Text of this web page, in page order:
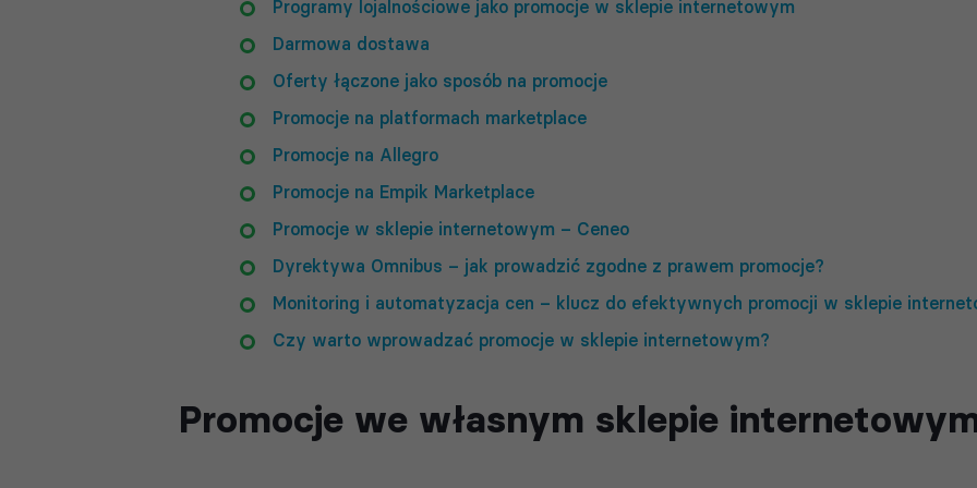
Programy lojalnościowe jako promocje w sklepie internetowym
Darmowa dostawa
Oferty łączone jako sposób na promocje
Promocje na platformach marketplace
Promocje na Allegro
Promocje na Empik Marketplace
Promocje w sklepie internetowym – Ceneo
Dyrektywa Omnibus – jak prowadzić zgodne z prawem promocje?
Monitoring i automatyzacja cen – klucz do efektywnych promocji w sklepie
Czy warto wprowadzać promocje w sklepie internetowym?
Promocje we własnym sklepie